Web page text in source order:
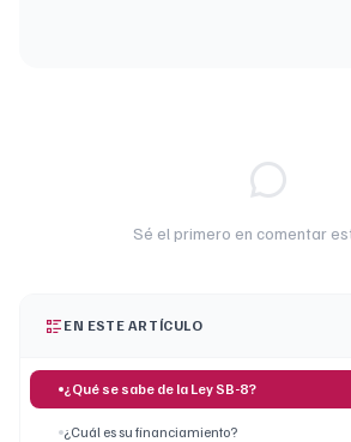
Sé el primero en comentar
EN ESTE ARTÍCULO
¿Qué se sabe de la Ley SB-8?
¿Cuál es su financiamiento?